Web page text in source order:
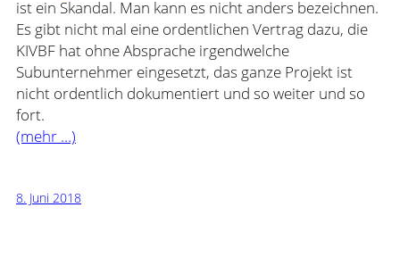
ist ein Skandal. Man kann es nicht anders bezeichnen.
Es gibt nicht mal eine ordentlichen Vertrag dazu, die
KIVBF hat ohne Absprache irgendwelche
Subunternehmer eingesetzt, das ganze Projekt ist
nicht ordentlich dokumentiert und so weiter und so
fort.
(mehr …)
8. Juni 2018